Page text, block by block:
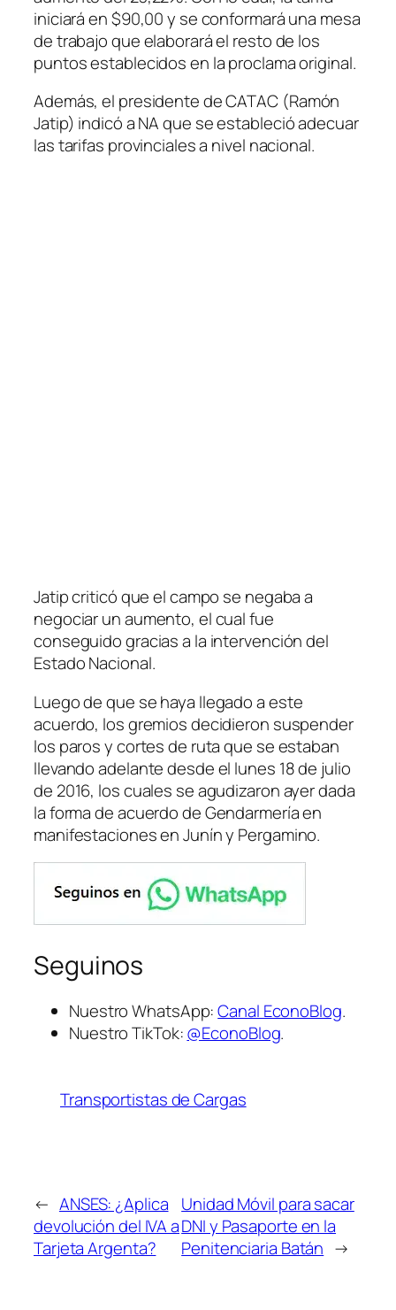
iniciará en $90,00 y se conformará una mesa
de trabajo que elaborará el resto de los
puntos establecidos en la proclama original.
Además, el presidente de CATAC (Ramón
Jatip) indicó a NA que se estableció adecuar
las tarifas provinciales a nivel nacional.
Jatip criticó que el campo se negaba a
negociar un aumento, el cual fue
conseguido gracias a la intervención del
Estado Nacional.
Luego de que se haya llegado a este
acuerdo, los gremios decidieron suspender
los paros y cortes de ruta que se estaban
llevando adelante desde el lunes 18 de julio
de 2016, los cuales se agudizaron ayer dada
la forma de acuerdo de Gendarmería en
manifestaciones en Junín y Pergamino.
Seguinos
Nuestro WhatsApp:Canal EconoBlog.
Nuestro TikTok:@EconoBlog.
Transportistas de Cargas
← ANSES: ¿Aplica
devolución del IVA a
Tarjeta Argenta?
Unidad Móvil para sacar
DNI y Pasaporte en la
Penitenciaria Batán →